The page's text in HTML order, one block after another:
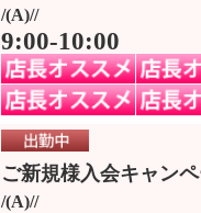
/(A)//
9:00-10:00
ご新規様入会キャン
/(A)//